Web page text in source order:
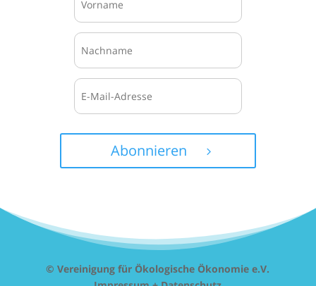
Abonnieren
© Vereinigung für Ökologische Ökonomie e.V.